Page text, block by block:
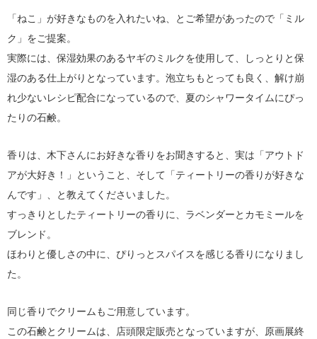
「ねこ」が好きなものを入れたいね、とご希望があったので「ミル
ク」をご提案。
実際には、保湿効果のあるヤギのミルクを使用して、しっとりと保
湿のある仕上がりとなっています。泡立ちもとっても良く、解け崩
れ少ないレシピ配合になっているので、夏のシャワータイムにぴっ
たりの石鹸。
香りは、木下さんにお好きな香りをお聞きすると、実は「アウトド
アが大好き！」ということ、そして「ティートリーの香りが好きな
んです」、と教えてくださいました。
すっきりとしたティートリーの香りに、ラベンダーとカモミールを
ブレンド。
ほわりと優しさの中に、ぴりっとスパイスを感じる香りになりまし
た。
同じ香りでクリームもご用意しています。
この石鹸とクリームは、店頭限定販売となっていますが、原画展終